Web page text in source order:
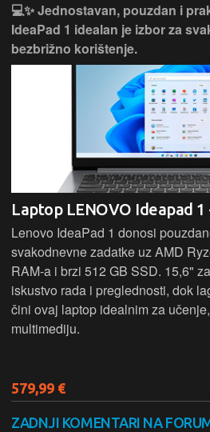
💻✨ Jednostavan, pouzdan i
IdeaPad 1 idealan je izbor za
bezbrižno korištenje.
Laptop LENOVO Ideapad 1
Lenovo IdeaPad 1 donosi
svakodnevne zadatke uz AMD
RAM-a i brzi 512 GB SSD. 15,6"
iskustvo rada i preglednosti, dok
čini ovaj laptop idealnim za
multimediju.
579,99 €
ZADNJI KOMENTARI NA